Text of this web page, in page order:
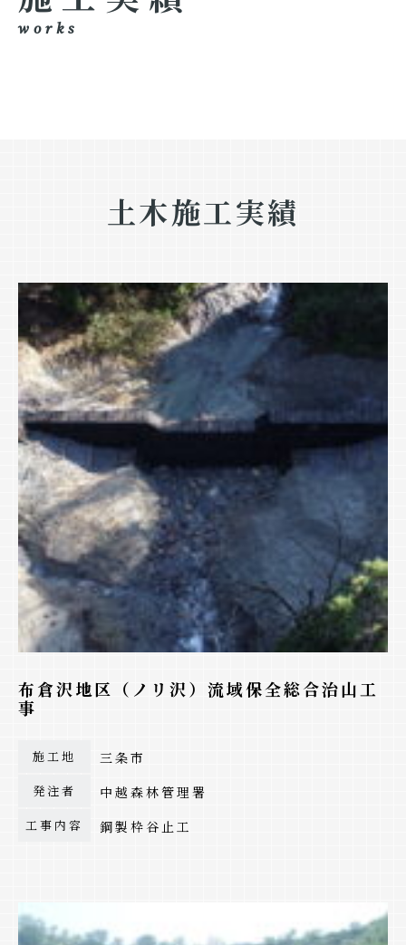
works
土木施工実績
布倉沢地区（ノリ沢）流域保全総合治山工
事
施工地 三条市
発注者 中越森林管理署
工事内容 鋼製枠谷止工